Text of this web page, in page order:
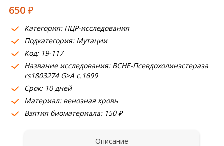
Получить результат
Пациентам
О компании
Где сдать
Партнерам
650₽
Категория: ПЦР-исследования
Подкатегория: Мутации
Код: 19-117
Название исследования: BCHE-Псевдохолинэстераза
rs1803274 G>A c.1699
Срок: 10 дней
Материал: венозная кровь
Взятия биоматериала: 150 ₽
Описание